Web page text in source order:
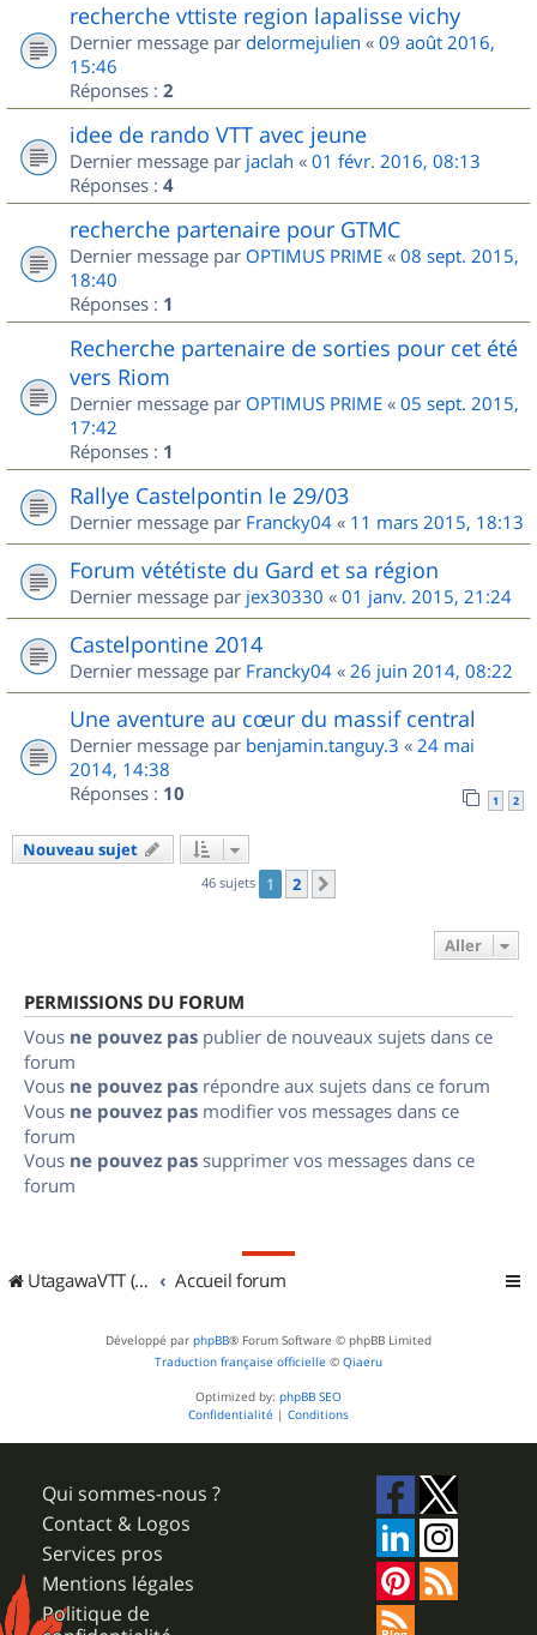
recherche vttiste region lapalisse vichy
Dernier message par delormejulien « 09 août 2016,
15:46
Réponses : 2
idee de rando VTT avec jeune
Dernier message par jaclah « 01 févr. 2016, 08:13
Réponses : 4
recherche partenaire pour GTMC
Dernier message par OPTIMUS PRIME « 08 sept. 2015,
18:40
Réponses : 1
Recherche partenaire de sorties pour cet été
vers Riom
Dernier message par OPTIMUS PRIME « 05 sept. 2015,
17:42
Réponses : 1
Rallye Castelpontin le 29/03
Dernier message par Francky04 « 11 mars 2015, 18:13
Forum vététiste du Gard et sa région
Dernier message par jex30330 « 01 janv. 2015, 21:24
Castelpontine 2014
Dernier message par Francky04 « 26 juin 2014, 08:22
Une aventure au cœur du massif central
Dernier message par benjamin.tanguy.3 « 24 mai
2014, 14:38
Réponses : 10 1 2
Nouveau sujet
46 sujets 1 2
Aller
PERMISSIONS DU FORUM
Vous ne pouvez pas publier de nouveaux sujets dans ce
forum
Vous ne pouvez pas répondre aux sujets dans ce forum
Vous ne pouvez pas modifier vos messages dans ce
forum
Vous ne pouvez pas supprimer vos messages dans ce
forum
UtagawaVTT (Randos VTT et VTTAE avec traces GPS) Accueil forum
Développé par phpBB® Forum Software © phpBB Limited
Traduction française officielle © Qiaeru
Optimized by: phpBB SEO
Confidentialité | Conditions
Qui sommes-nous ?
Contact & Logos
Services pros
Mentions légales
Politique de